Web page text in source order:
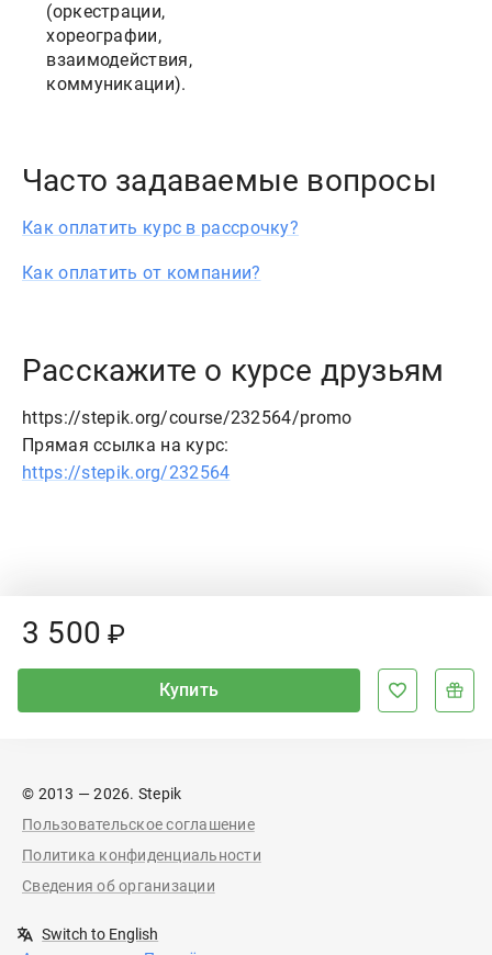
(оркестрации,
хореографии,
взаимодействия,
коммуникации).
Часто задаваемые вопросы
Как оплатить курс в рассрочку?
Как оплатить от компании?
Расскажите о курсе друзьям
https://stepik.org/course/232564/promo
Прямая ссылка на курс:
https://stepik.org/232564
Price:
3 500 ₽
Купить
© 2013 — 2026. Stepik
Пользовательское соглашение
Политика конфиденциальности
Сведения об организации
Switch to English